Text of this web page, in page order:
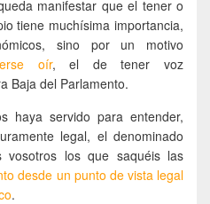
manifestar que el tener o
tiene muchísima importancia,
sino por un motivo
oír, el de tener voz
Baja del Parlamento.
haya servido para entender,
legal, el denominado
vosotros los que saquéis las
desde un punto de vista legal
.